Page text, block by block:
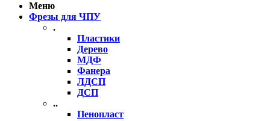
Меню
Фрезы для ЧПУ
.
Пластики
Дерево
МДФ
Фанера
ЛДСП
ДСП
..
Пенопласт